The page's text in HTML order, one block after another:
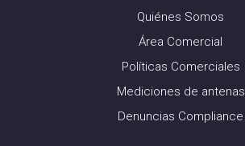
Quiénes Somos
Área Comercial
Políticas Comerciales
Mediciones de antenas
Denuncias Compliance